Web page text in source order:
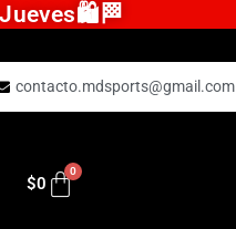
Jueves🛍️🏁
contacto.mdsports@gmail.com
$0